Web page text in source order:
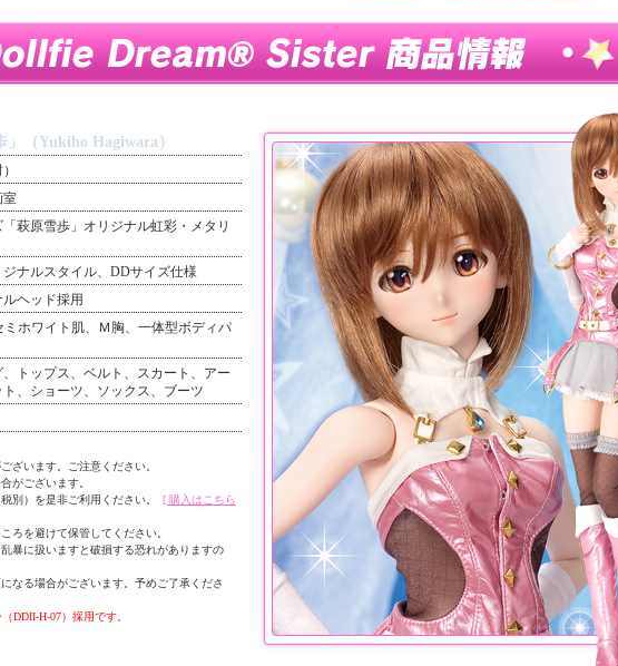
（Yukiho Hagiwara）
室
萩原雪歩」オリジナル虹彩・メタリ
ナルスタイル、DDサイズ仕様
ヘッド採用
ホワイト肌、Ｍ胸、一体型ボディパ
トップス、ベルト、スカート、アー
、ショーツ、ソックス、ブーツ
ざいます。ご注意ください。
がございます。
別）を是非ご利用ください。 [ 購入はこちら
ろを避けて保管してください。
暴に扱いますと破損する恐れがありますの
なる場合がございます。予めご了承くださ
DDII-H-07）採用です。